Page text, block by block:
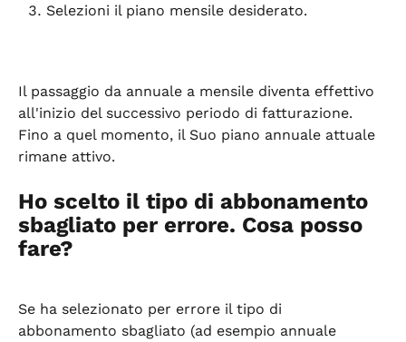
Selezioni il piano mensile desiderato.
Il passaggio da annuale a mensile diventa effettivo
all'inizio del successivo periodo di fatturazione.
Fino a quel momento, il Suo piano annuale attuale
rimane attivo.
Ho scelto il tipo di abbonamento
sbagliato per errore. Cosa posso
fare?
Se ha selezionato per errore il tipo di
abbonamento sbagliato (ad esempio annuale